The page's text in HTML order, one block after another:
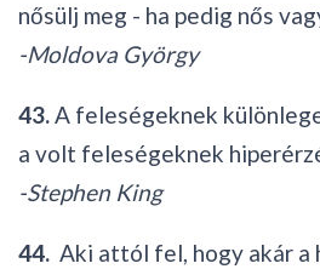
nősülj meg - ha pedig nős
-Moldova György
43.A feleségeknek
a volt feleségeknek
-Stephen King
44. Aki attól fel, hogy akár a